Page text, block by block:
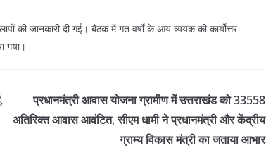
की जानकारी दी गई। बैठक में गत वर्षों के आय व्ययक की कार्योत्तर
गया।
प्रधानमंत्री आवास योजना ग्रामीण में उत्तराखंड को 33558
अतिरिक्त आवास आवंटित, सीएम धामी ने प्रधानमंत्री और केंद्रीय
ग्राम्य विकास मंत्री का जताया आभार